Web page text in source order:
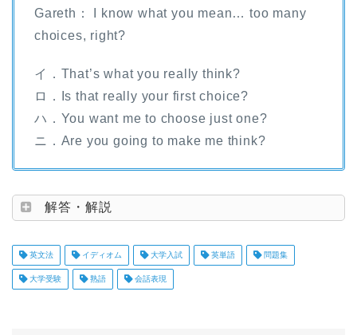
Gareth： I know what you mean… too many
choices, right?
イ．That’s what you really think?
ロ．Is that really your first choice?
ハ．You want me to choose just one?
ニ．Are you going to make me think?
解答・解説
英文法 イディオム 大学入試 英単語 問題集
大学受験 熟語 会話表現